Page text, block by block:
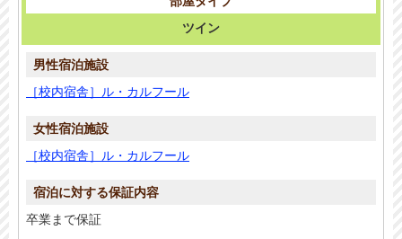
ツイン
［校内宿舎］ル・カルフール
［校内宿舎］ル・カルフール
卒業まで保証